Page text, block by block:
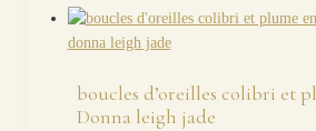
boucles d’oreilles colibri et
Donna leigh jade